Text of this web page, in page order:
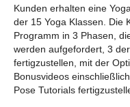
Kunden erhalten eine
der 15 Yoga Klassen. Die
Programm in 3 Phasen,
werden aufgefordert, 3
fertigzustellen, mit der
Bonusvideos
Pose Tutorials